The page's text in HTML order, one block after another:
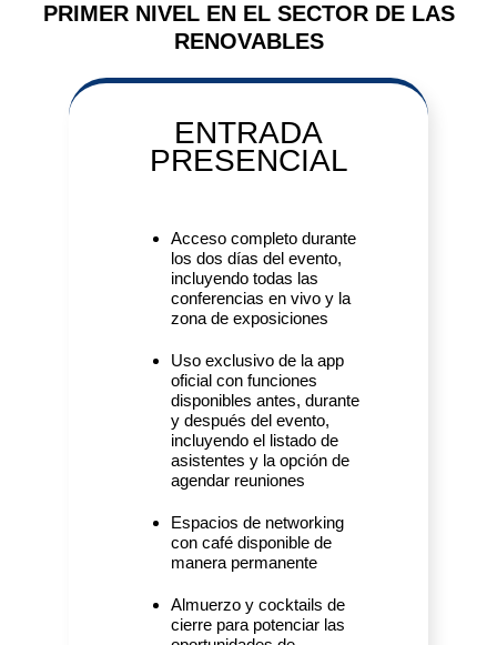
PRIMER NIVEL EN EL SECTOR DE LAS
RENOVABLES
ENTRADA
PRESENCIAL
Acceso completo durante
los dos días del evento,
incluyendo todas las
conferencias en vivo y la
zona de exposiciones
Uso exclusivo de la app
oficial con funciones
disponibles antes, durante
y después del evento,
incluyendo el listado de
asistentes y la opción de
agendar reuniones
Espacios de networking
con café disponible de
manera permanente
Almuerzo y cocktails de
cierre para potenciar las